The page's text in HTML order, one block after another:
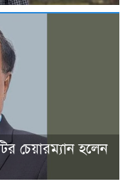
চেয়ারম্যান হলেন